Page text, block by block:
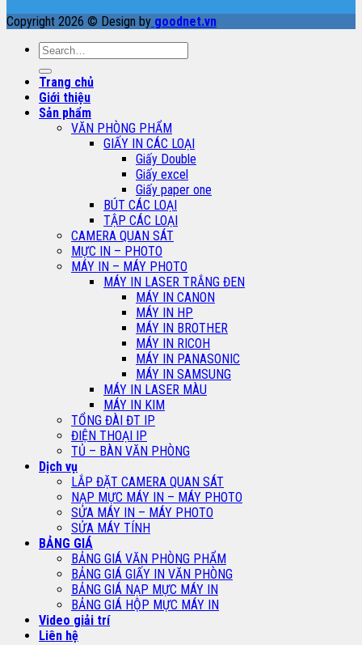
Copyright 2026 © Design by goodnet.vn
Search
Trang chủ
Giới thiệu
Sản phẩm
VĂN PHÒNG PHẨM
GIẤY IN CÁC LOẠI
Giấy Double
Giấy excel
Giấy paper one
BÚT CÁC LOẠI
TẬP CÁC LOẠI
CAMERA QUAN SÁT
MỰC IN – PHOTO
MÁY IN – MÁY PHOTO
MÁY IN LASER TRẮNG ĐEN
MÁY IN CANON
MÁY IN HP
MÁY IN BROTHER
MÁY IN RICOH
MÁY IN PANASONIC
MÁY IN SAMSUNG
MÁY IN LASER MÀU
MÁY IN KIM
TỔNG ĐÀI ĐT IP
ĐIỆN THOẠI IP
TỦ – BÀN VĂN PHÒNG
Dịch vụ
LẮP ĐẶT CAMERA QUAN SÁT
NẠP MỰC MÁY IN – MÁY PHOTO
SỬA MÁY IN – MÁY PHOTO
SỬA MÁY TÍNH
BẢNG GIÁ
BẢNG GIÁ VĂN PHÒNG PHẨM
BẢNG GIÁ GIẤY IN VĂN PHÒNG
BẢNG GIÁ NẠP MỰC MÁY IN
BẢNG GIÁ HỘP MỰC MÁY IN
Video giải trí
Liên hệ